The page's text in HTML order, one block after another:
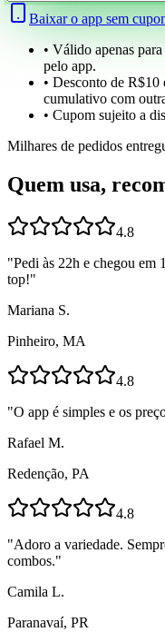
Baixar o app sem
• Válido apenas
pelo app.
• Desconto de
cumulativo com
• Cupom sujeito a
Milhares de pedidos
Quem usa,
4.8
"Pedi às 22h e chegou em
top!"
Mariana S.
Pinheiro, MA
4.8
"O app é simples e os
Rafael M.
Redenção, PA
4.8
"Adoro a variedade.
combos."
Camila L.
Paranavaí, PR